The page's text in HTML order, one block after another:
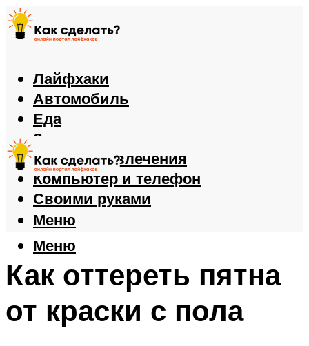
Лайфхаки
Автомобиль
Еда
Здоровье
Игры и развлечения
Компьютер и телефон
Своими руками
Меню
Меню
Как оттереть пятна
от краски с пола